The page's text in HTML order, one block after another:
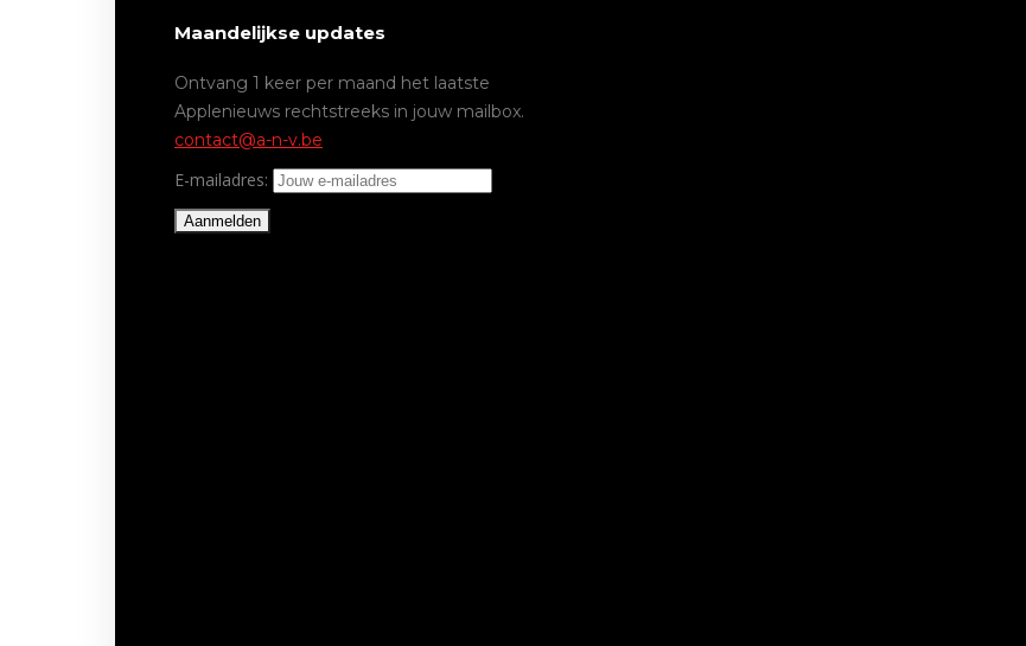
Maandelijkse updates
Ontvang 1 keer per maand het laatste
Applenieuws rechtstreeks in jouw mailbox.
contact@a-n-v.be
E-mailadres: